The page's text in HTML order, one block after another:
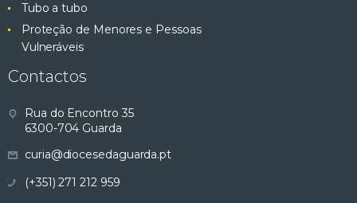
Tubo a tubo
Proteção de Menores e Pessoas
Vulneráveis
Contactos
Rua do Encontro 35
6300-704 Guarda
curia@diocesedaguarda.pt
(+351) 271 212 959